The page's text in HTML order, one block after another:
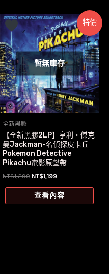
特價
暫無庫存
全新黑膠
【全新黑膠2LP】亨利‧傑克
曼Jackman-名偵探皮卡丘
Pokemon Detective
Pikachu電影原聲帶
NT$1,299 原
價
格：
NT$1,199目
價
格：
查看內容